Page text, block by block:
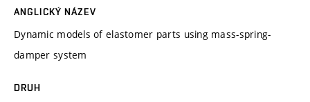
ANGLICKÝ NÁZEV
Dynamic models of elastomer parts using mass-spring-
damper system
DRUH